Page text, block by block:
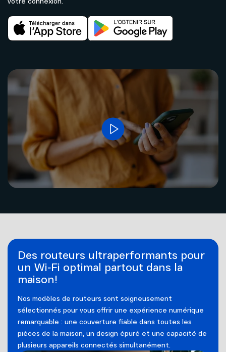
Des routeurs ultraperformants pour
un Wi‑Fi optimal partout dans la
maison!
Nos modèles de routeurs sont soigneusement
sélectionnés pour vous offrir une expérience numérique
remarquable : une couverture fiable dans toutes les
pièces de la maison, un design épuré et une capacité de
plusieurs appareils connectés simultanément.